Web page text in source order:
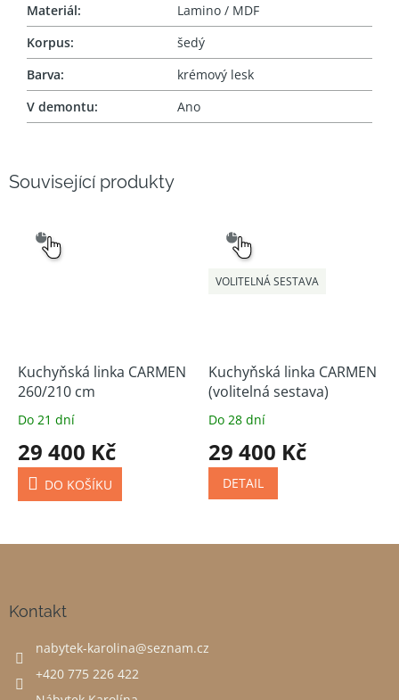
Související produkty
VÝBĚR
Kuchyňská linka CARMEN
260/210 cm
Do 21 dní
29 400 Kč
DO KOŠÍKU
VOLITELNÁ SESTAVA
VÝBĚR
Kuchyňská linka CARMEN
(volitelná sestava)
Do 28 dní
29 400 Kč
DETAIL
Materiál:
Lamino / MDF
Korpus:
šedý
Barva:
krémový lesk
V demontu: Ano
Kontakt
nabytek-karolina@seznam.cz
+420 775 226 422